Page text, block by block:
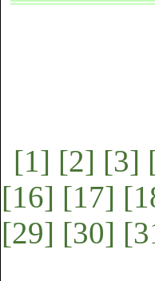
[1] [2] [3]
[16] [17]
[29] [30]